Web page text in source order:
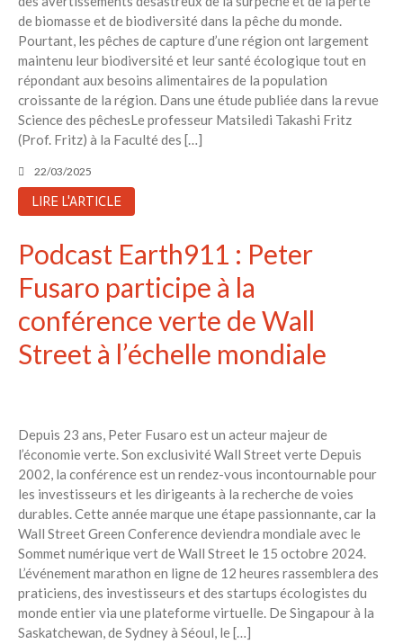
de biomasse et de biodiversité dans la pêche du monde.
Pourtant, les pêches de capture d’une région ont largement
maintenu leur biodiversité et leur santé écologique tout en
répondant aux besoins alimentaires de la population
croissante de la région. Dans une étude publiée dans la revue
Science des pêchesLe professeur Matsiledi Takashi Fritz
(Prof. Fritz) à la Faculté des […]
22/03/2025
LIRE L'ARTICLE
Podcast Earth911 : Peter
Fusaro participe à la
conférence verte de Wall
Street à l’échelle mondiale
Depuis 23 ans, Peter Fusaro est un acteur majeur de
l’économie verte. Son exclusivité Wall Street verte Depuis
2002, la conférence est un rendez-vous incontournable pour
les investisseurs et les dirigeants à la recherche de voies
durables. Cette année marque une étape passionnante, car la
Wall Street Green Conference deviendra mondiale avec le
Sommet numérique vert de Wall Street le 15 octobre 2024.
L’événement marathon en ligne de 12 heures rassemblera des
praticiens, des investisseurs et des startups écologistes du
monde entier via une plateforme virtuelle. De Singapour à la
Saskatchewan, de Sydney à Séoul, le […]